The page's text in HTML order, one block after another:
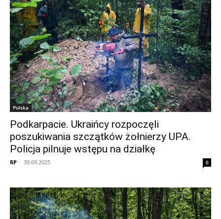
Polska
Podkarpacie. Ukraińcy rozpoczęli
poszukiwania szczątków żołnierzy UPA.
Policja pilnuje wstępu na działkę
RP - 30.09.2025 0